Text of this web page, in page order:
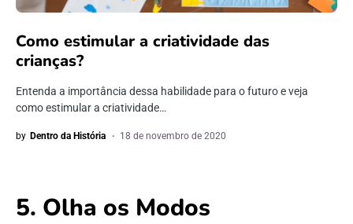
Como estimular a criatividade das
crianças?
Entenda a importância dessa habilidade para o futuro e veja
como estimular a criatividade…
by Dentro da História 18 de novembro de 2020
5. Olha os Modos